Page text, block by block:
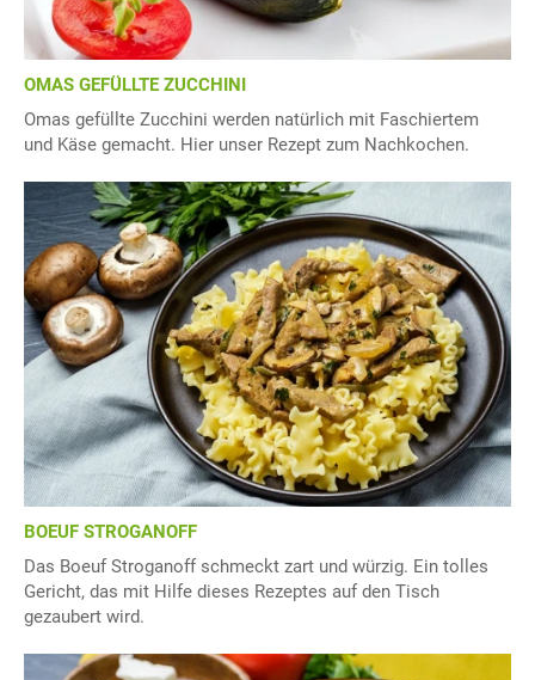
OMAS GEFÜLLTE ZUCCHINI
Omas gefüllte Zucchini werden natürlich mit Faschiertem
und Käse gemacht. Hier unser Rezept zum Nachkochen.
BOEUF STROGANOFF
Das Boeuf Stroganoff schmeckt zart und würzig. Ein tolles
Gericht, das mit Hilfe dieses Rezeptes auf den Tisch
gezaubert wird.